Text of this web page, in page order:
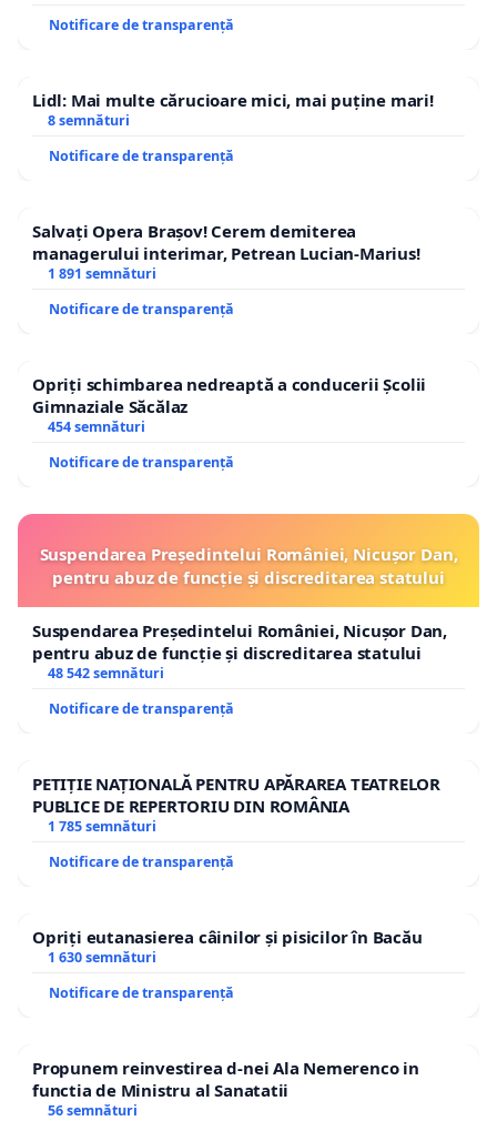
Notificare de transparență
Lidl: Mai multe cărucioare mici, mai puține mari!
8 semnături
Notificare de transparență
Salvați Opera Brașov! Cerem demiterea
managerului interimar, Petrean Lucian-Marius!
1 891 semnături
Notificare de transparență
Opriți schimbarea nedreaptă a conducerii Școlii
Gimnaziale Săcălaz
454 semnături
Notificare de transparență
Suspendarea Președintelui României, Nicușor Dan,
pentru abuz de funcție și discreditarea statului
Suspendarea Președintelui României, Nicușor Dan,
pentru abuz de funcție și discreditarea statului
48 542 semnături
Notificare de transparență
PETIȚIE NAȚIONALĂ PENTRU APĂRAREA TEATRELOR
PUBLICE DE REPERTORIU DIN ROMÂNIA
1 785 semnături
Notificare de transparență
Opriți eutanasierea câinilor și pisicilor în Bacău
1 630 semnături
Notificare de transparență
Propunem reinvestirea d-nei Ala Nemerenco in
functia de Ministru al Sanatatii
56 semnături